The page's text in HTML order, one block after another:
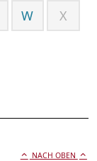
W X
NACH OBEN